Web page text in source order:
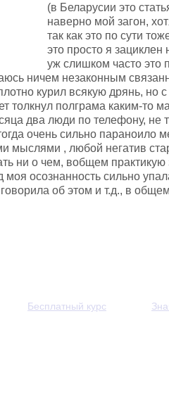
(в Беларусии это
наверно мой загон,
так как это по сути
это просто я зациклен
уж слишком часто это
ничем незаконным
курил всякую дрянь, но
толкнул полграма каким-то
два люди по телефону, не
очень сильно параноило
мыслями , любой негатив
ни о чем, вобщем практикую
моя осознанность сильно
говорила об этом и т.д., в
Бесплатный курс